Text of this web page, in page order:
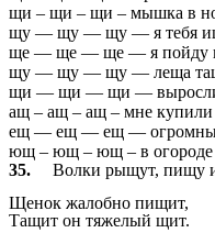
щи – щи – щи – мышка в
щу — щу — щу — я тебя
ще — ще — ще — я пойду
щу — щу — щу — леща
щи — щи — щи —
ащ – ащ – ащ – мне
ещ — ещ — ещ —
ющ – ющ – ющ – в
35.
Волки рыщут, пищу
Щенок жалобно пищит,
Тащит он тяжелый щит.